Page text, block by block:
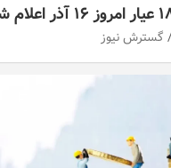
گسترش نیوز